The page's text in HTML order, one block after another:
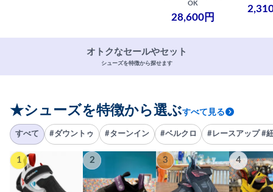
OK
28,600円
オトクなセールやセット
シューズを特徴から探せます
★シューズを特徴から選ぶすべて見る
すべて #ダウントゥ #ターンイン #ベルクロ #レースアップ #
1 2 3 4